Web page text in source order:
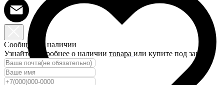
Сообщить о наличии
Узнайте подробнее о наличии товара или купите под заказ!